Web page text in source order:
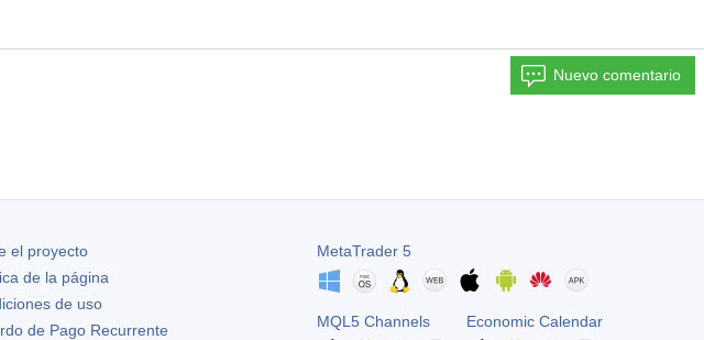
Nuevo comentario
el proyecto
de la página
de uso
de Pago Recurrente
MetaTrader 5
MQL5 Channels Economic Calendar